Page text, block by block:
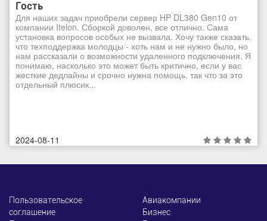
Гость
Для наших задач приобрели сервер HP DL380 Gen10 от
компании Itelon. Сборкой доволен, все отлично. Сама
установка вопросов особых не вызвала. Хочу также сказать,
что техподдержка молодцы - хоть нам и не нужно было, но
нам рассказали о возможности удаленного подключения. Я
понимаю, насколько это может быть критично, если у вас
жесткие дедлайны и срочно нужна помощь, так что за это
отдельный плюсик...
2024-08-11
Пользовательское
соглашение
Авиакомпании
Бизнес